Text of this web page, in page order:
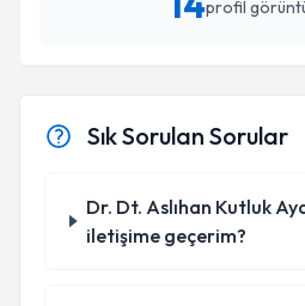
profil
Sık Sorulan Sorular
Dr. Dt. Aslıhan Kutluk
iletişime geçerim?